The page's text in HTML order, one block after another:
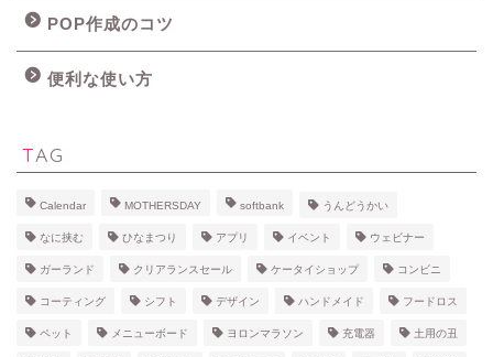
POP作成のコツ
便利な使い方
TAG
Calendar MOTHERSDAY softbank うんどうかい
なに挟む ひなまつり アプリ イベント ウェビナー
ガーランド クリアランスセール ケータイショップ コンビニ
コーティング シフト デザイン ハンドメイド フードロス
ペット メニューボード ヨロンマラソン 充電器 土用の丑